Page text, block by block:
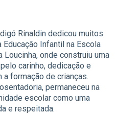
Rinaldin dedicou muitos
Educação Infantil na Escola
Loucinha, onde construiu uma
carinho, dedicação e
formação de crianças.
permaneceu na
escolar como uma
e respeitada.